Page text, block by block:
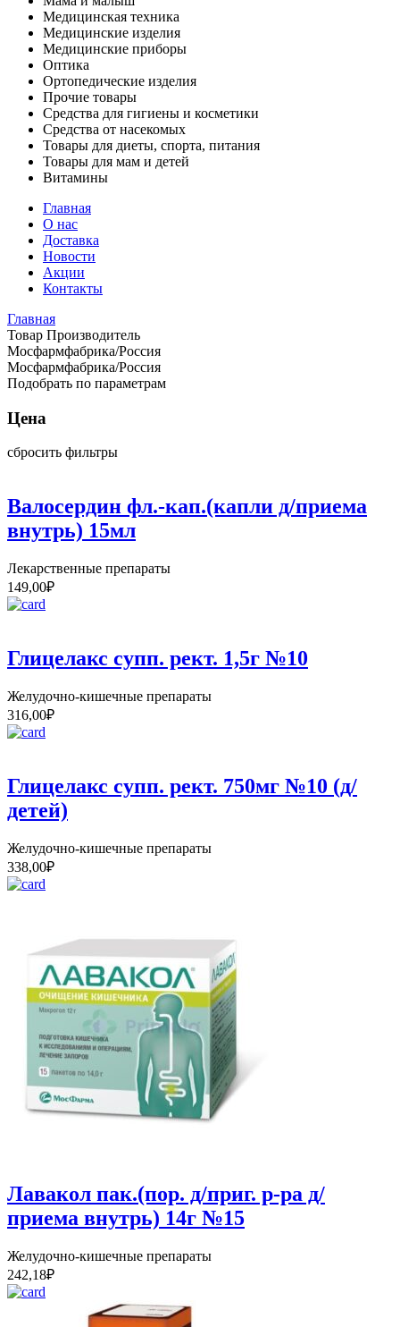
Медицинская техника
Медицинские изделия
Медицинские приборы
Оптика
Ортопедические изделия
Прочие товары
Средства для гигиены и косметики
Средства от насекомых
Товары для диеты, спорта, питания
Товары для мам и детей
Витамины
Главная
О нас
Доставка
Новости
Акции
Контакты
Главная
Товар Производитель
Мосфармфабрика/Россия
Мосфармфабрика/Россия
Подобрать по параметрам
Цена
сбросить фильтры
Валосердин фл.-кап.(капли д/приема
внутрь) 15мл
Лекарственные препараты
149,00₽
Глицелакс супп. рект. 1,5г №10
Желудочно-кишечные препараты
316,00₽
Глицелакс супп. рект. 750мг №10 (д/
детей)
Желудочно-кишечные препараты
338,00₽
Лавакол пак.(пор. д/приг. р-ра д/
приема внутрь) 14г №15
Желудочно-кишечные препараты
242,18₽